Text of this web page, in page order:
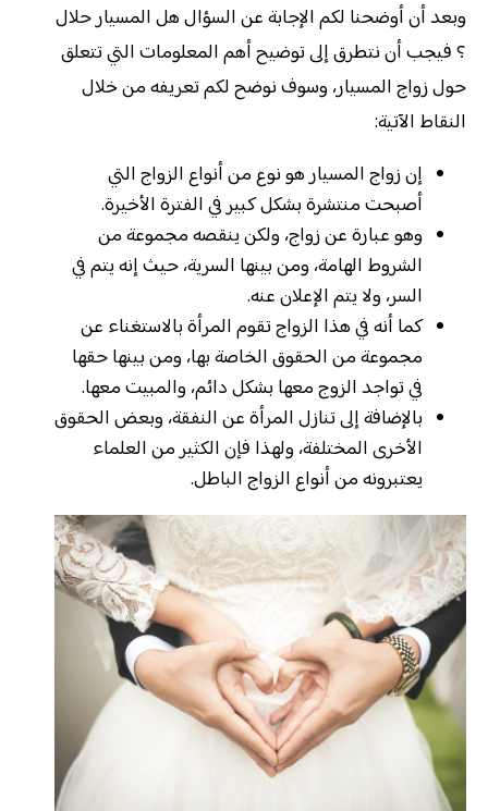
وبعد أن أوضحنا لكم الإجابة عن السؤال هل المسيار حلال
؟ فيجب أن نتطرق إلى توضيح أهم المعلومات التي تتعلق
حول زواج المسيار، وسوف نوضح لكم تعريفه من خلال
النقاط الآتية:
إن زواج المسيار هو نوع من أنواع الزواج التي
أصبحت منتشرة بشكل كبير في الفترة الأخيرة.
وهو عبارة عن زواج، ولكن ينقصه مجموعة من
الشروط الهامة، ومن بينها السرية، حيث إنه يتم في
السر، ولا يتم الإعلان عنه.
كما أنه في هذا الزواج تقوم المرأة بالاستغناء عن
مجموعة من الحقوق الخاصة بها، ومن بينها حقها
في تواجد الزوج معها بشكل دائم، والمبيت معها.
بالإضافة إلى تنازل المرأة عن النفقة، وبعض الحقوق
الأخرى المختلفة، ولهذا فإن الكثير من العلماء
يعتبرونه من أنواع الزواج الباطل.